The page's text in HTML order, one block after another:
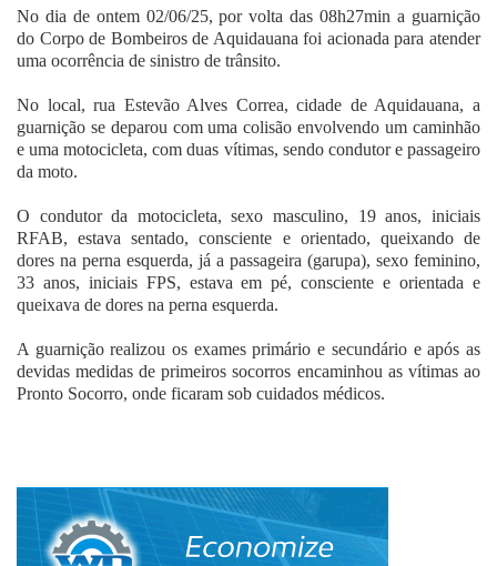
No dia de ontem 02/06/25, por volta das 08h27min a guarnição
do Corpo de Bombeiros de Aquidauana foi acionada para atender
uma ocorrência de sinistro de trânsito.
No local, rua Estevão Alves Correa, cidade de Aquidauana, a
guarnição se deparou com uma colisão envolvendo um caminhão
e uma motocicleta, com duas vítimas, sendo condutor e passageiro
da moto.
O condutor da motocicleta, sexo masculino, 19 anos, iniciais
RFAB, estava sentado, consciente e orientado, queixando de
dores na perna esquerda, já a passageira (garupa), sexo feminino,
33 anos, iniciais FPS, estava em pé, consciente e orientada e
queixava de dores na perna esquerda.
A guarnição realizou os exames primário e secundário e após as
devidas medidas de primeiros socorros encaminhou as vítimas ao
Pronto Socorro, onde ficaram sob cuidados médicos.